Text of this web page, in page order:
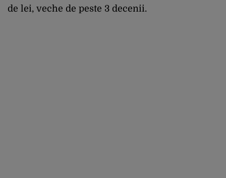
de lei, veche de peste 3 decenii.